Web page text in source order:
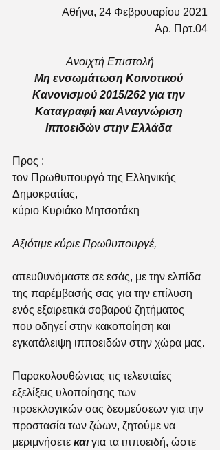
Αθήνα, 24 Φεβρουαρίου 2021
Αρ. Πρτ.04
Ανοιχτή Επιστολή
Μη ενσωμάτωση Κοινοτικού
Κανονισμού 2015/262 για την
Καταγραφή και Αναγνώριση
Ιπποειδών στην Ελλάδα
Προς :
τον Πρωθυπουργό της Ελληνικής
Δημοκρατίας,
κύριο Κυριάκο Μητσοτάκη
Αξιότιμε κύριε Πρωθυπουργέ,
απευθυνόμαστε σε εσάς, με την ελπίδα
της παρέμβασής σας για την επίλυση
ενός εξαιρετικά σοβαρού ζητήματος
που οδηγεί στην κακοποίηση και
εγκατάλειψη ιπποειδών στην χώρα μας.
Παρακολουθώντας τις τελευταίες
εξελίξεις υλοποίησης των
προεκλογικών σας δεσμεύσεων για την
προστασία των ζώων, ζητούμε να
μεριμνήσετε και για τα ιπποειδή, ώστε